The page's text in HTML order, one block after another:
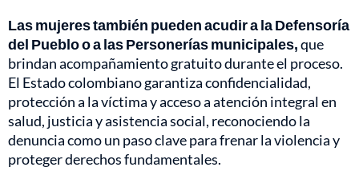
Las mujeres también pueden acudir a la Defensoría
del Pueblo o a las Personerías municipales,que
brindan acompañamiento gratuito durante el proceso.
El Estado colombiano garantiza confidencialidad,
protección a la víctima y acceso a atención integral en
salud, justicia y asistencia social, reconociendo la
denuncia como un paso clave para frenar la violencia y
proteger derechos fundamentales.